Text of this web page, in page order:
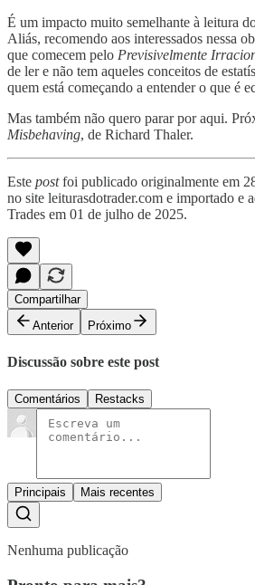
É um impacto muito semelhante à leitura
Aliás, recomendo aos interessados nessa
que comecem pelo Previsivelmente
de ler e não tem aqueles conceitos de
quem está começando a entender o que é
Mas também não quero parar por aqui.
Misbehaving, de Richard Thaler.
Este postfoi publicado originalmente em
no site leiturasdotrader.com e importado e
Trades em 01 de julho de 2025.
Compartilhar
Anterior
Próximo
Discussão sobre este post
Comentários Restacks
Principais Mais recentes
Nenhuma publicação